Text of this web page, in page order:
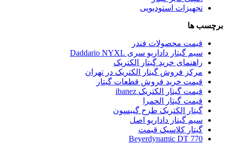
تجهیزات استودیویی
برچسب ها
قیمت محصولات فندر
سیم گیتار داداریو سری Daddario NYXL
راهنمای خرید گیتار الکتریک
مرکز فروش گیتار الکتریک در تهران
قیمت خرید فروش قطعات گیتار
قیمت گیتار الکتریک ibanez
قیمت گیتار الحمرا
گیتار الکتریک طرح گیبسون
سیم گیتار داداریو اصل
گیتار کلاسیک قیمت
Beyerdynamic DT 770